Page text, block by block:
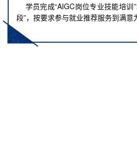
学员完成“AIGC岗位专业技能培训
段”，按要求参与就业推荐服务到满意